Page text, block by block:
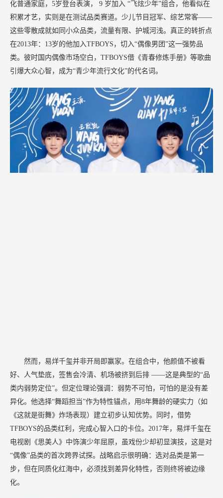
化普通家庭，5岁登台表演， 9 岁加入 “飞炫少年”组合，他看似在
积累才艺，实则是在测试品类赛道。少儿节目冠军、综艺常客——
这些零散成就如同小众品类，流量有限、护城河浅。真正的转折点
在2013年：13岁的他加入TFBOYS，切入“偶像男团”这一强势品
类。彼时国内偶像市场空白，TFBOYS借《青春修炼手册》等歌曲
引爆大众心智，成为“青少年流行文化”的代名词。
然而，易烊千玺并非开局即赢家。在组合中，他颜值不被看
好、人气垫底，签售会冷清、机场被挤到后排 ——这是典型的“品
类内弱势定位”。但定位理论强调：弱势不可怕，可怕的是没有差
异化。他选择“舞蹈担当”作为特性锚点，用8年舞龄的硬实力（如
《这就是街舞》炸场表现）建立初步认知优势。同时，借势
TFBOYS的品类红利，完成心智入口的卡位。2017年，易烊千玺在
电视剧《思美人》中饰演少年屈原，虽戏份少却初显演技，这是对
“偶像”品类的首次跨界试探。战略启示很明确：选对品类是第一
步，但在同质化红海中，必须找到差异化特性，否则终将被边缘
化。